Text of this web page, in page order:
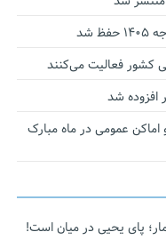
شد
عمومی در ماه مبارک
پای یحیی در میان است!